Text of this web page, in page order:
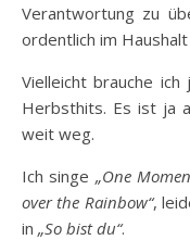
Verantwortung zu
ordentlich im
Vielleicht brauche
Herbsthits. Es ist ja
weit weg.
Ich singe „One
over the Rainbow“,
in „So bist du“.